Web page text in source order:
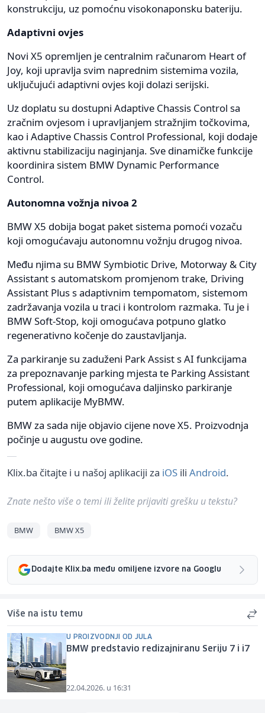
konstrukciju, uz pomoćnu visokonaponsku bateriju.
Adaptivni ovjes
Novi X5 opremljen je centralnim računarom Heart of
Joy, koji upravlja svim naprednim sistemima vozila,
uključujući adaptivni ovjes koji dolazi serijski.
Uz doplatu su dostupni Adaptive Chassis Control sa
zračnim ovjesom i upravljanjem stražnjim točkovima,
kao i Adaptive Chassis Control Professional, koji dodaje
aktivnu stabilizaciju naginjanja. Sve dinamičke funkcije
koordinira sistem BMW Dynamic Performance
Control.
Autonomna vožnja nivoa 2
BMW X5 dobija bogat paket sistema pomoći vozaču
koji omogućavaju autonomnu vožnju drugog nivoa.
Među njima su BMW Symbiotic Drive, Motorway & City
Assistant s automatskom promjenom trake, Driving
Assistant Plus s adaptivnim tempomatom, sistemom
zadržavanja vozila u traci i kontrolom razmaka. Tu je i
BMW Soft-Stop, koji omogućava potpuno glatko
regenerativno kočenje do zaustavljanja.
Za parkiranje su zaduženi Park Assist s AI funkcijama
za prepoznavanje parking mjesta te Parking Assistant
Professional, koji omogućava daljinsko parkiranje
putem aplikacije MyBMW.
BMW za sada nije objavio cijene nove X5. Proizvodnja
počinje u augustu ove godine.
Klix.ba čitajte i u našoj aplikaciji za iOS ili Android.
Znate nešto više o temi ili želite prijaviti grešku u tekstu?
BMW BMW X5
Dodajte Klix.ba među omiljene izvore na Googlu
Više na istu temu
U PROIZVODNJI OD JULA
BMW predstavio redizajniranu Seriju 7 i i7
22.04.2026. u 16:31